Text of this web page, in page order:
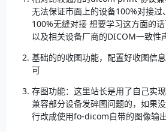
无法保证市面上的设备100%对接过
100%无缝对接 想要学习这方面的
以及相关设备厂商的DICOM一致性
基础的的收图功能，配置好收图信
可
存图功能：这里站长是用了自己实
兼容部分设备发碎图问题的，如果
行改成使用fo-dicom自带的图像输出